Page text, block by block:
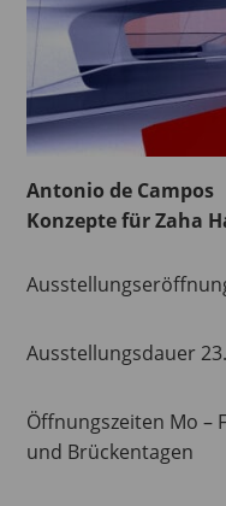
Antonio de Campos
Konzepte für Zaha
Ausstellungsdauer
Öffnungszeiten Mo –
und Brückentagen